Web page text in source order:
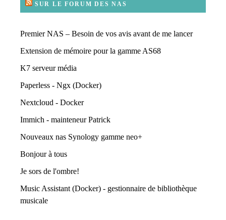
SUR LE FORUM DES NAS
Premier NAS – Besoin de vos avis avant de me lancer
Extension de mémoire pour la gamme AS68
K7 serveur média
Paperless - Ngx (Docker)
Nextcloud - Docker
Immich - mainteneur Patrick
Nouveaux nas Synology gamme neo+
Bonjour à tous
Je sors de l'ombre!
Music Assistant (Docker) - gestionnaire de bibliothèque
musicale